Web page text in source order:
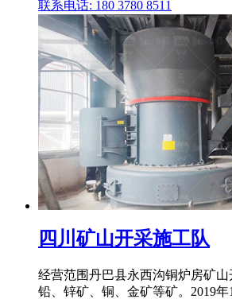
联系电话: 180 3780 8511
四川矿山开采施工队
经营范围丹巴县永西沟铜炉房矿
铅、锌矿、铜、金矿等矿。2019